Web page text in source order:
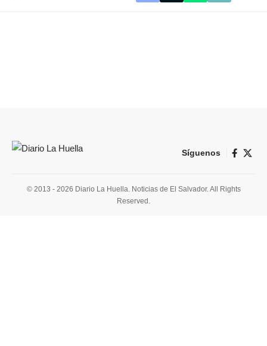
Síguenos
© 2013 - 2026 Diario La Huella. Noticias de El Salvador. All Rights
Reserved.